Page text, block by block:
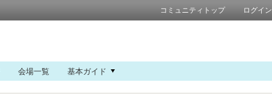
コミュニティトップ ログイン
会場一覧 基本ガイド